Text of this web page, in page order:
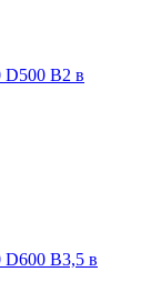
B2 в
B3,5 в